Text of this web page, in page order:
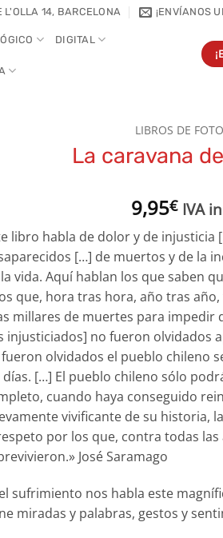
14, BARCELONA ¡ENVÍANOS
DIGITAL
LIBROS DE
La caravana
9,95€ IVA
libro habla de dolor y de
[…] de muertos y de la
vida. Aquí hablan los que saben
que, hora tras hora, año tras
millares de muertes para impedir
injusticiados] no fueron olvidados
olvidados el pueblo chileno
días. […] El pueblo chileno sólo
cuando haya conseguido
vivificante de su historia,
por los que, contra todas las
José Saramago
sufrimiento nos habla este
miradas y palabras, gestos y